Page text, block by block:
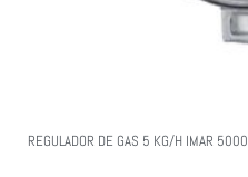
REGULADOR DE GAS 5 KG/H IMAR 5000